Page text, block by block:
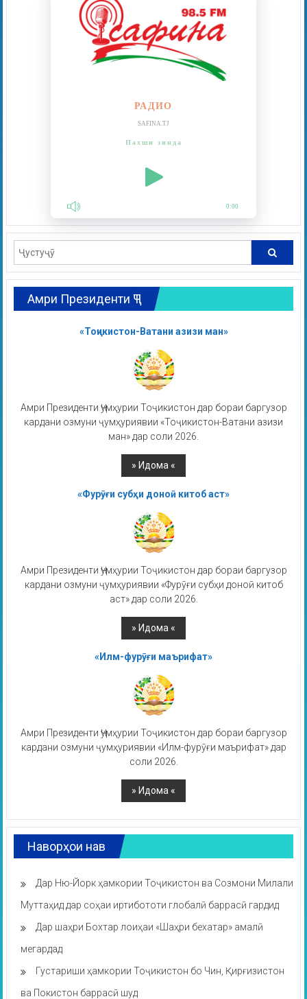
РАДИО
SAFINA.TJ
Пахши зинда
0:00
Амри Президенти ҶТ
«Тоҷикистон-Ватани азизи ман»
Амри Президенти Ҷумҳурии Тоҷикистон дар бораи баргузор
кардани озмуни ҷумҳуриявии «Тоҷикистон-Ватани азизи
ман» дар соли 2026.
«Фурӯғи субҳи доноӣ китоб аст»
Амри Президенти Ҷумҳурии Тоҷикистон дар бораи баргузор
кардани озмуни ҷумҳуриявии «Фурӯғи субҳи доноӣ китоб
аст» дар соли 2026.
«Илм-фурӯғи маърифат»
Амри Президенти Ҷумҳурии Тоҷикистон дар бораи баргузор
кардани озмуни ҷумҳуриявии «Илм-фурӯғи маърифат» дар
соли 2026.
Наворҳои нав
Дар Ню-Йорк ҳамкории Тоҷикистон ва Созмони Милали
Муттаҳид дар соҳаи иртибототи глобалӣ баррасӣ гардид
Дар шаҳри Бохтар лоиҳаи «Шаҳри бехатар» амалӣ
мегардад
Густариши ҳамкории Тоҷикистон бо Чин, Қирғизистон
ва Покистон баррасӣ шуд